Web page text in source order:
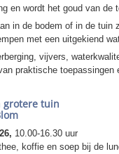
en wordt het goud van de
in de bodem of in de
met een uitgekiend
vijvers,
praktische toepassingen
grotere tuin
10.00-16.30 uur
koffie en soep bij de